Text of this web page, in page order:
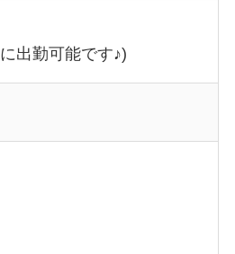
出勤可能です♪)